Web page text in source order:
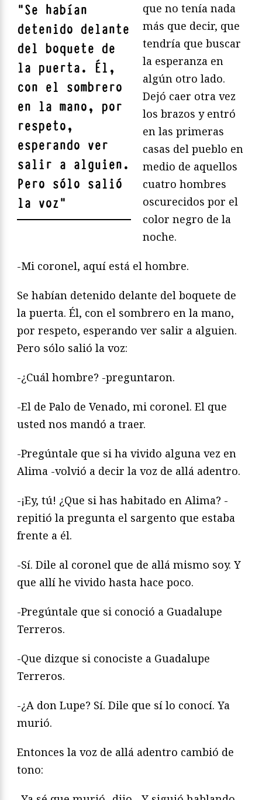
"Se habían
detenido delante
del boquete de
la puerta. Él,
con el sombrero
en la mano, por
respeto,
esperando ver
salir a alguien.
Pero sólo salió
la voz"
que no tenía nada
más que decir, que
tendría que buscar
la esperanza en
algún otro lado.
Dejó caer otra vez
los brazos y entró
en las primeras
casas del pueblo en
medio de aquellos
cuatro hombres
oscurecidos por el
color negro de la
noche.
-Mi coronel, aquí está el hombre.
Se habían detenido delante del boquete de
la puerta. Él, con el sombrero en la mano,
por respeto, esperando ver salir a alguien.
Pero sólo salió la voz:
-¿Cuál hombre? -preguntaron.
-El de Palo de Venado, mi coronel. El que
usted nos mandó a traer.
-Pregúntale que si ha vivido alguna vez en
Alima -volvió a decir la voz de allá adentro.
-¡Ey, tú! ¿Que si has habitado en Alima? -
repitió la pregunta el sargento que estaba
frente a él.
-Sí. Dile al coronel que de allá mismo soy. Y
que allí he vivido hasta hace poco.
-Pregúntale que si conoció a Guadalupe
Terreros.
-Que dizque si conociste a Guadalupe
Terreros.
-¿A don Lupe? Sí. Dile que sí lo conocí. Ya
murió.
Entonces la voz de allá adentro cambió de
tono: